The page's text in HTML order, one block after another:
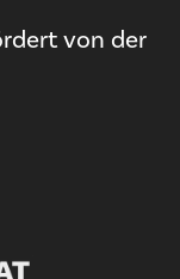
von der